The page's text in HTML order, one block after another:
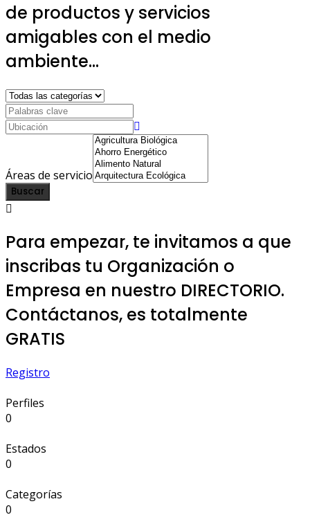
de productos y servicios
amigables con el medio
ambiente...
Áreas de servicio
Buscar
Para empezar, te invitamos a que
inscribas tu Organización o
Empresa en nuestro DIRECTORIO.
Contáctanos, es totalmente
GRATIS
Registro
Perfiles
0
Estados
0
Categorías
0